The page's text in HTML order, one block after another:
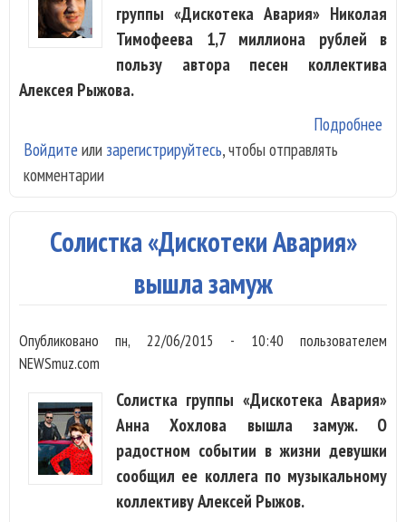
группы «Дискотека Авария» Николая
Тимофеева 1,7 миллиона рублей в
пользу автора песен коллектива
Алексея Рыжова.
Подробнее
Войдите или зарегистрируйтесь, чтобы отправлять
комментарии
Солистка «Дискотеки Авария»
вышла замуж
Опубликованопн, 22/06/2015 - 10:40 пользователем
NEWSmuz.com
Солистка группы «Дискотека Авария»
Анна Хохлова вышла замуж. О
радостном событии в жизни девушки
сообщил ее коллега по музыкальному
коллективу Алексей Рыжов.